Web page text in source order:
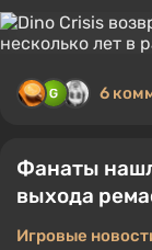
6
Фанаты
выхода
Игровые